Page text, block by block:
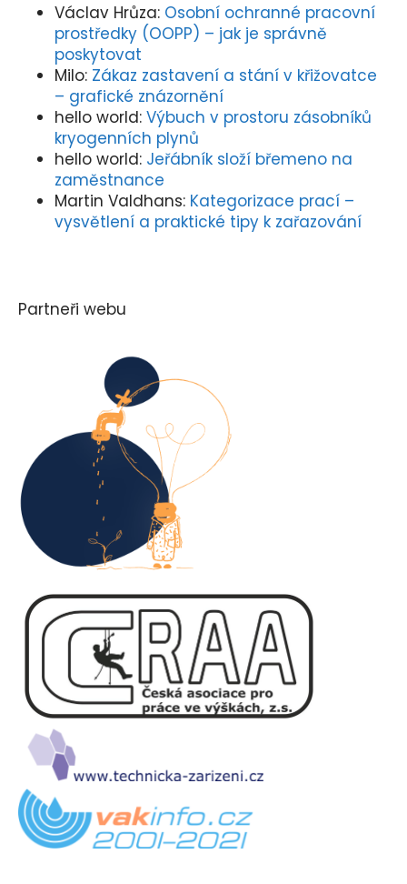
Václav Hrůza: Osobní ochranné pracovní
prostředky (OOPP) – jak je správně
poskytovat
Milo: Zákaz zastavení a stání v křižovatce
– grafické znázornění
hello world: Výbuch v prostoru zásobníků
kryogenních plynů
hello world: Jeřábník složí břemeno na
zaměstnance
Martin Valdhans: Kategorizace prací –
vysvětlení a praktické tipy k zařazování
Partneři webu